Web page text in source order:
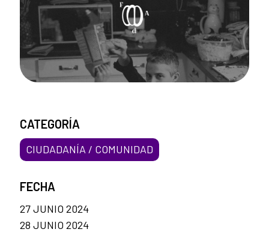
CATEGORÍA
CIUDADANÍA / COMUNIDAD
FECHA
27 JUNIO 2024
28 JUNIO 2024